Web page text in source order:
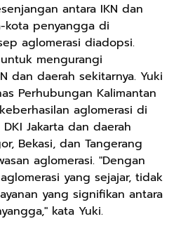
antara IKN dan
penyangga di
aglomerasi diadopsi.
mengurangi
dan daerah sekitarnya. Yuki
Perhubungan Kalimantan
aglomerasi di
Jakarta dan daerah
Bekasi, dan Tangerang
aglomerasi. "Dengan
yang sejajar, tidak
yang signifikan antara
kata Yuki.